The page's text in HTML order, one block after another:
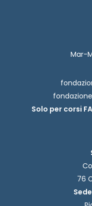
Mar-
Solo per corsi
76